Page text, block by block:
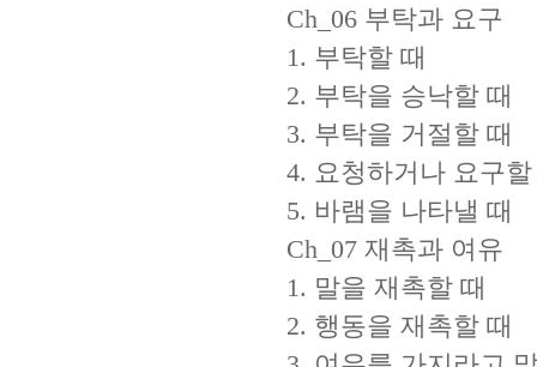
Ch_06 부탁과 요구
1. 부탁할 때
2. 부탁을 승낙할 때
3. 부탁을 거절할 때
4. 요청하거나 요구
5. 바램을 나타낼 때
Ch_07 재촉과 여유
1. 말을 재촉할 때
2. 행동을 재촉할 때